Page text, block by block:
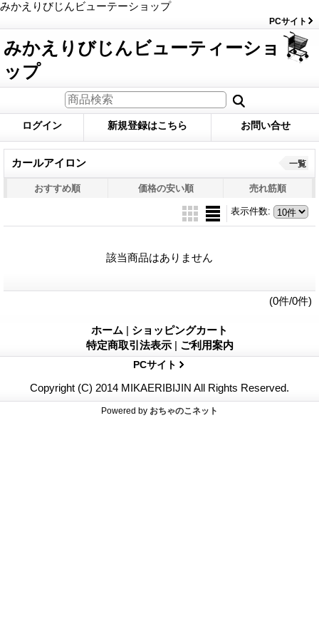
みかえりびじんビューテーショップ
PCサイト
みかえりびじんビューティーショ
ップ
ログイン 新規登録はこちら お問い合せ
カールアイロン 一覧
おすすめ順 価格の安い順 売れ筋順
表示件数:
該当商品はありません
(0件/0件)
ホーム | ショッピングカート
特定商取引法表示 | ご利用案内
PCサイト
Copyright (C) 2014 MIKAERIBIJIN All Rights Reserved.
Powered by おちゃのこネット